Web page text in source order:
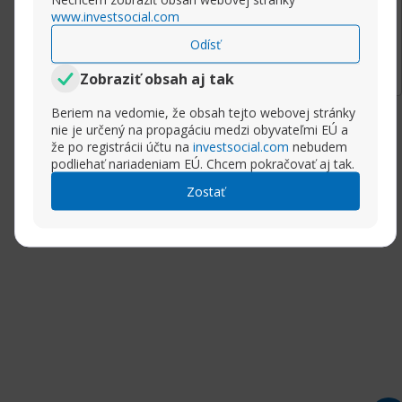
www.investsocial.com
Odísť
Zobraziť obsah aj tak
Beriem na vedomie, že obsah tejto webovej stránky
nie je určený na propagáciu medzi obyvateľmi EÚ a
že po registrácii účtu na investsocial.com nebudem
podliehať nariadeniam EÚ. Chcem pokračovať aj tak.
Zostať
Rozbaliť príspevok